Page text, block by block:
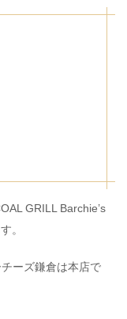
GRILL Barchie’s
。
ーズ鎌倉は本店で